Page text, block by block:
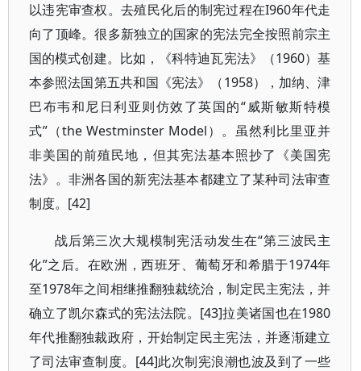
以违宪审查权。去殖民化后的制宪过程在I960年代走
向了顶峰。很多新独立的国家的宪法完全按照前宗主
国的模式创建。比如，《科特迪瓦宪法》（1960）基
本参照法国第五共和国《宪法》（1958），加纳、津
巴布韦和尼日利亚则仿效了英国的“威斯敏斯特模
式”（the Westminster Model）。虽然利比里亚并
非美国的前殖民地，但其宪法基本照抄了《美国宪
法》。非洲各国的新宪法基本都建立了某种司法审查
制度。[42]
战后第三次大规模制宪活动发生在“第三波民主
化”之后。在欧洲，西班牙、葡萄牙和希腊于1974年
至1978年之间相继推翻独裁统治，制定民主宪法，并
确立了凯尔森式的宪法法院。[43]拉美诸国也在1980
年代推翻独裁政府，开始制定民主宪法，并逐渐建立
了司法审查制度。[44]此次制宪浪潮也波及到了一些